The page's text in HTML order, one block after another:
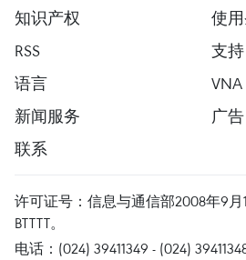
知识产权
使
RSS
支持
语言
VNA
新闻服务
广告
联系
许可证号：信息与通信部2008年9月
BTTTT。
电话：(024) 39411349 - (024)